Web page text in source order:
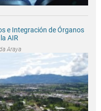
e Integración de Órganos
AIR
Araya